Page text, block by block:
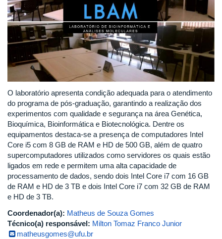
O laboratório apresenta condição adequada para o atendimento
do programa de pós-graduação, garantindo a realização dos
experimentos com qualidade e segurança na área Genética,
Bioquímica, Bioinformática e Biotecnológica. Dentre os
equipamentos destaca-se a presença de computadores Intel
Core i5 com 8 GB de RAM e HD de 500 GB, além de quatro
supercomputadores utilizados como servidores os quais estão
ligados em rede e permitem uma alta capacidade de
processamento de dados, sendo dois Intel Core i7 com 16 GB
de RAM e HD de 3 TB e dois Intel Core i7 com 32 GB de RAM
e HD de 3 TB.
Coordenador(a): Matheus de Souza Gomes
Técnico(a) responsável: Milton Tomaz Franco Junior
matheusgomes@ufu.br